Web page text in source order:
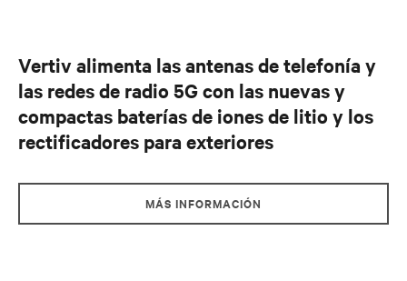
Vertiv alimenta las antenas de telefonía y
las redes de radio 5G con las nuevas y
compactas baterías de iones de litio y los
rectificadores para exteriores
MÁS INFORMACIÓN